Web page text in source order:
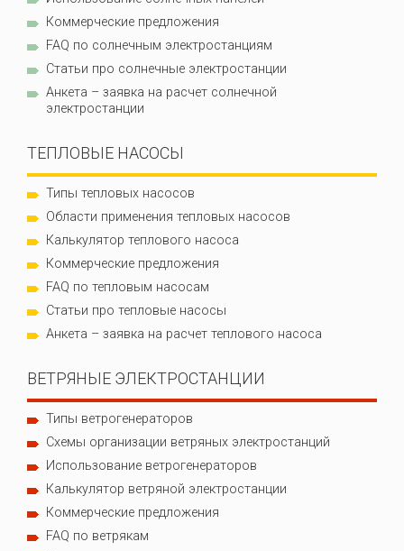
Коммерческие предложения
FAQ по солнечным электростанциям
Статьи про солнечные электростанции
Анкета – заявка на расчет солнечной
электростанции
ТЕПЛОВЫЕ НАСОСЫ
Типы тепловых насосов
Области применения тепловых насосов
Калькулятор теплового насоса
Коммерческие предложения
FAQ по тепловым насосам
Статьи про тепловые насосы
Анкета – заявка на расчет теплового насоса
ВЕТРЯНЫЕ ЭЛЕКТРОСТАНЦИИ
Типы ветрогенераторов
Схемы организации ветряных электростанций
Использование ветрогенераторов
Калькулятор ветряной электростанции
Коммерческие предложения
FAQ по ветрякам